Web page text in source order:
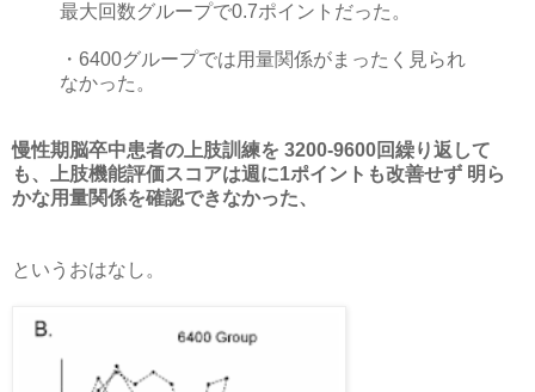
最大回数グループで0.7ポイントだった。
・6400グループでは用量関係がまったく見られ
なかった。
慢性期脳卒中患者の上肢訓練を 3200-9600回繰り返して
も、上肢機能評価スコアは週に1ポイントも改善せず 明ら
かな用量関係を確認できなかった、
というおはなし。